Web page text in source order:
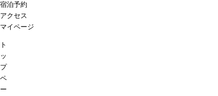
宿泊予約
アクセス
マイページ
ト
ッ
プ
ペ
ー